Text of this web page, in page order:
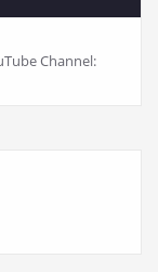
Channel: